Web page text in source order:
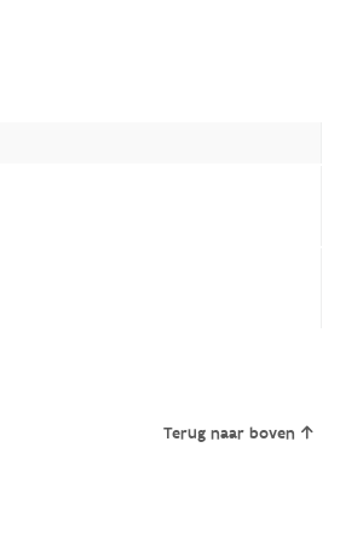
Terug naar boven